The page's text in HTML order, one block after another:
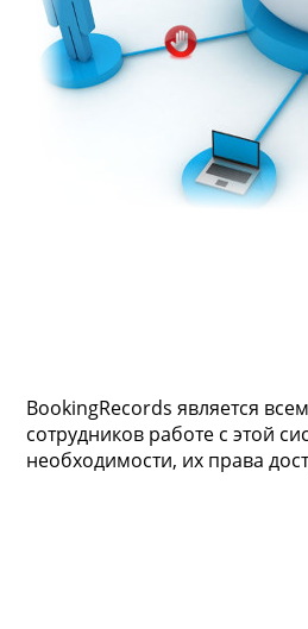
BookingRecords является
сотрудников работе с этой
необходимости, их права